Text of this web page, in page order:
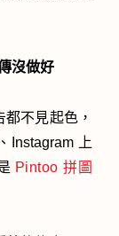
沒做好
不見起色，
Instagram 上
Pintoo 拼圖